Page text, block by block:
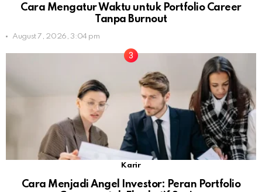
Cara Mengatur Waktu untuk Portfolio Career
Tanpa Burnout
August 7, 2026, 3:04 pm
Karir
Cara Menjadi Angel Investor: Peran Portfolio